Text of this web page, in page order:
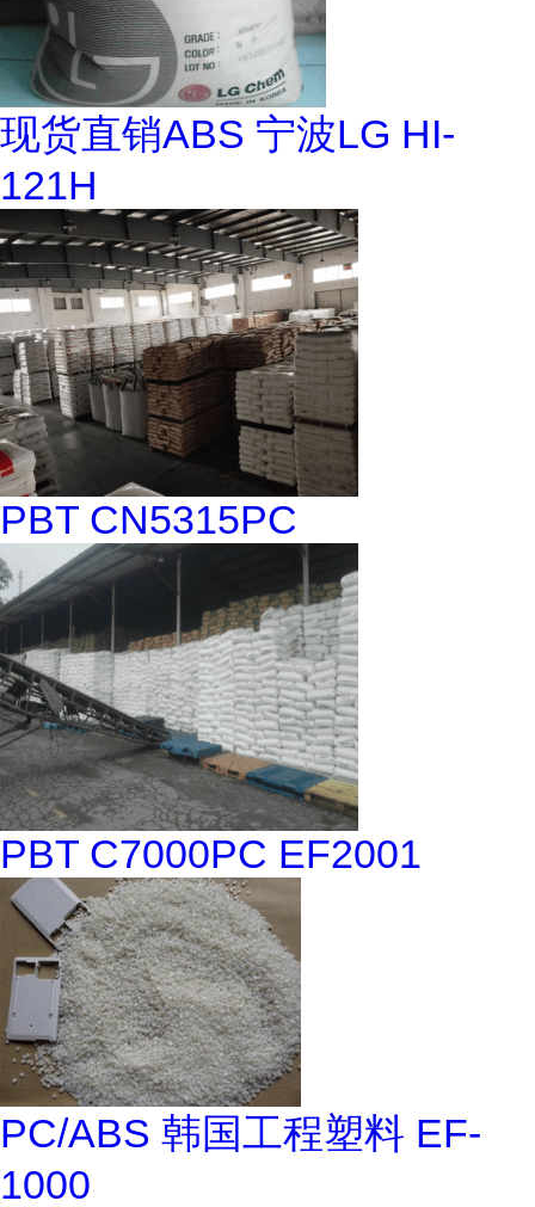
现货直销ABS 宁波LG HI-
121H
PBT CN5315PC
PBT C7000PC EF2001
PC/ABS 韩国工程塑料 EF-
1000